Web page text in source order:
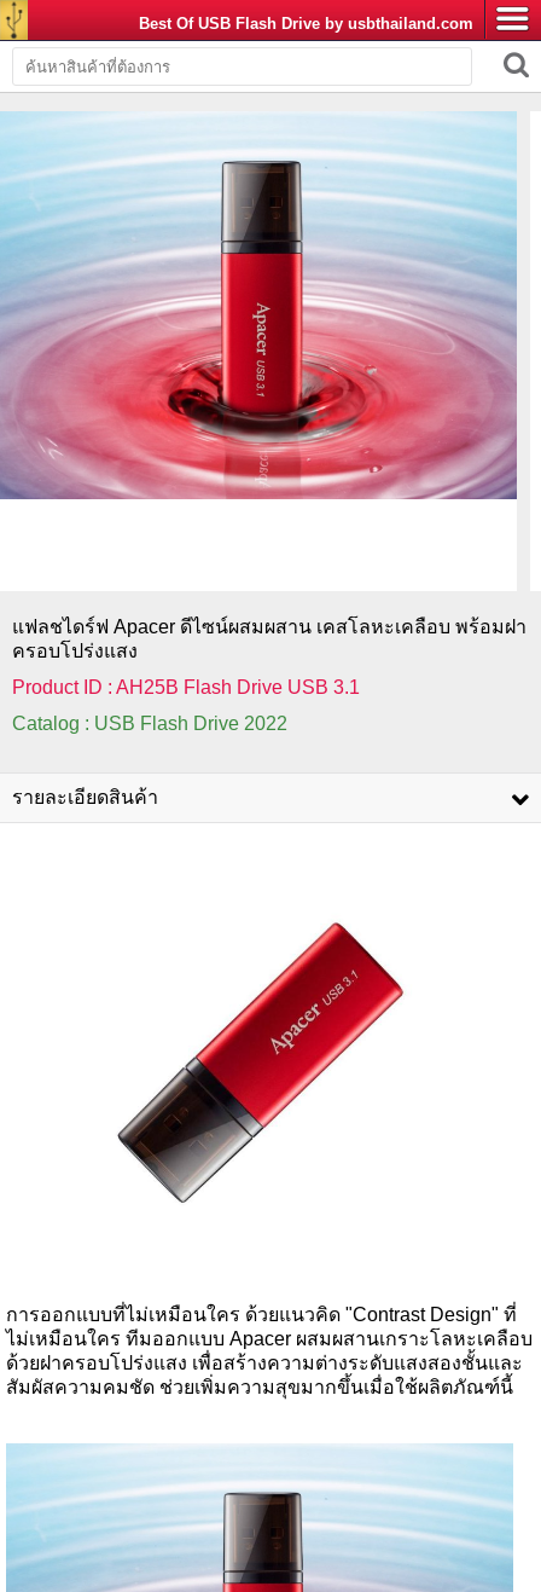
Best Of USB Flash Drive by usbthailand.com
แฟลชไดร์ฟ Apacer ดีไซน์ผสมผสาน เคสโลหะเคลือบ พร้อมฝา
ครอบโปร่งแสง
Product ID : AH25B Flash Drive USB 3.1
Catalog : USB Flash Drive 2022
รายละเอียดสินค้า
การออกแบบที่ไม่เหมือนใคร ด้วยแนวคิด "Contrast Design" ที่
ไม่เหมือนใคร ทีมออกแบบ Apacer ผสมผสานเกราะโลหะเคลือบ
ด้วยฝาครอบโปร่งแสง เพื่อสร้างความต่างระดับแสงสองชั้นและ
สัมผัสความคมชัด ช่วยเพิ่มความสุขมากขึ้นเมื่อใช้ผลิตภัณฑ์นี้